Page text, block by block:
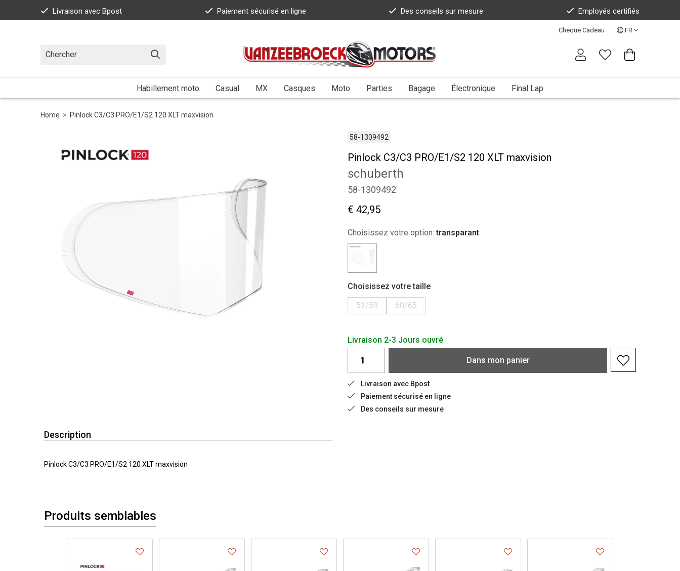
Livraison avec Bpost Paiement sécurisé en ligne Des conseils sur mesure Employés certifiés
Cheque Cadeau FR
Habillement moto Casual MX Casques Moto Parties Bagage Électronique Final Lap
Home > Pinlock C3/C3 PRO/E1/S2 120 XLT maxvision
58-1309492
Pinlock C3/C3 PRO/E1/S2 120 XLT maxvision
schuberth
58-1309492
€ 42,95
Choisissez votre option:transparant
Choisissez votre taille
53/59
60/65
Livraison 2-3 Jours ouvré
Dans mon panier
Livraison avec Bpost
Paiement sécurisé en ligne
Des conseils sur mesure
Description
Pinlock C3/C3 PRO/E1/S2 120 XLT maxvision
Produits semblables